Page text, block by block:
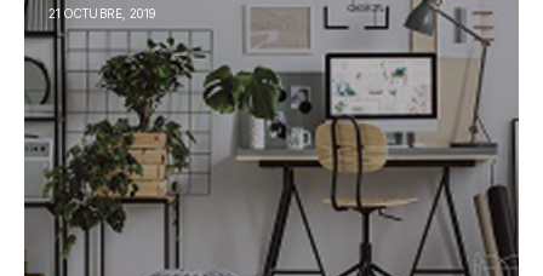
21 OCTUBRE, 2019